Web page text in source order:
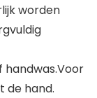
worden
handwas.Voor
de hand.